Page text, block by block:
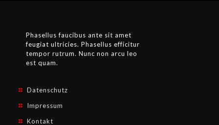
Phasellus faucibus ante sit amet
feugiat ultricies. Phasellus efficitur
tempor rutrum. Nunc non arcu leo
est quam.
Datenschutz
Impressum
Kontakt